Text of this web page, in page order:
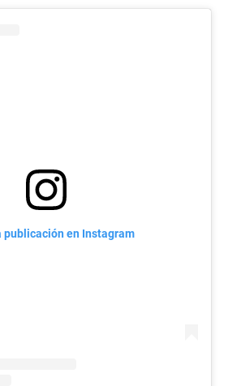
publicación en Instagram